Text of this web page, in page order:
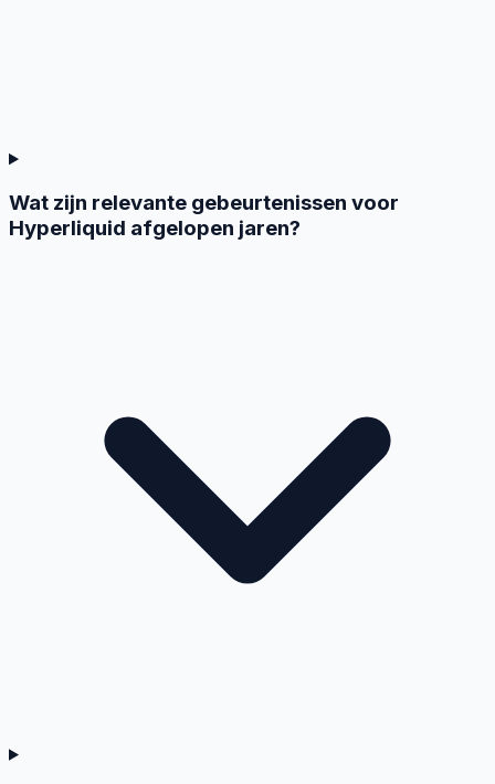
Wat zijn relevante gebeurtenissen voor
Hyperliquid afgelopen jaren?